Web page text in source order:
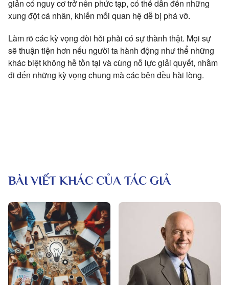
giản có nguy cơ trở nên phức tạp, có thể dẫn đến những
xung đột cá nhân, khiến mối quan hệ dễ bị phá vỡ.
Làm rõ các kỳ vọng đòi hỏi phải có sự thành thật. Mọi sự
sẽ thuận tiện hơn nếu người ta hành động như thể những
khác biệt không hề tồn tại và cùng nỗ lực giải quyết, nhằm
đi đến những kỳ vọng chung mà các bên đều hài lòng.
BÀI VIẾT KHÁC CỦA TÁC GIẢ